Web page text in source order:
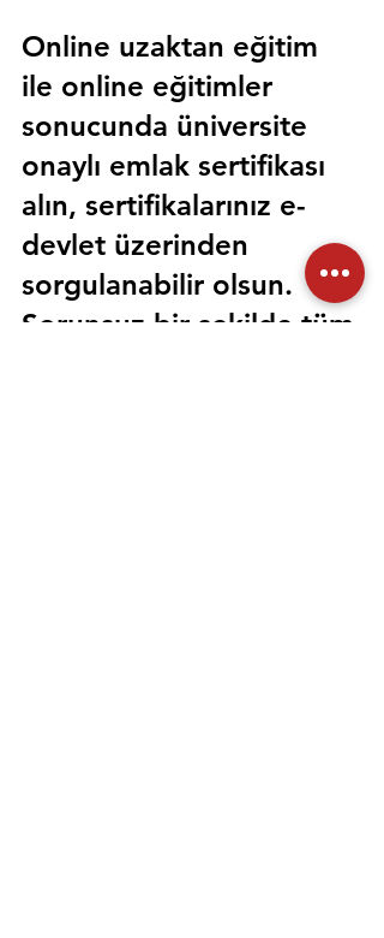
Online uzaktan eğitim
ile online eğitimler
sonucunda üniversite
onaylı emlak sertifikası
alın, sertifikalarınız e-
devlet üzerinden
sorgulanabilir olsun.
Sorunsuz bir şekilde tüm